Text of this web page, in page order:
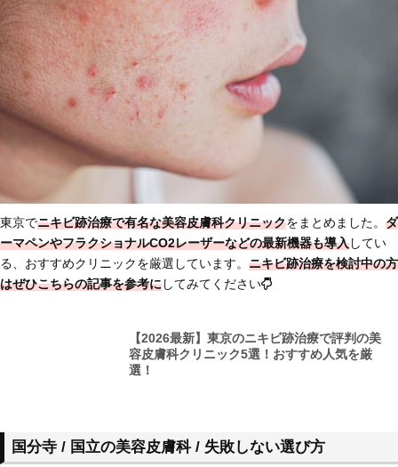
東京でニキビ跡治療で有名な美容皮膚科クリニックをまとめました。 ダ
ーマペンやフラクショナルCO2レーザーなどの最新機器も導入してい
る、おすすめクリニックを厳選しています。 ニキビ跡治療を検討中の方
はぜひこちらの記事を参考にしてみてください
【2026最新】東京のニキビ跡治療で評判の美
容皮膚科クリニック5選！おすすめ人気を厳
選！
国分寺 / 国立の美容皮膚科 / 失敗しない選び方